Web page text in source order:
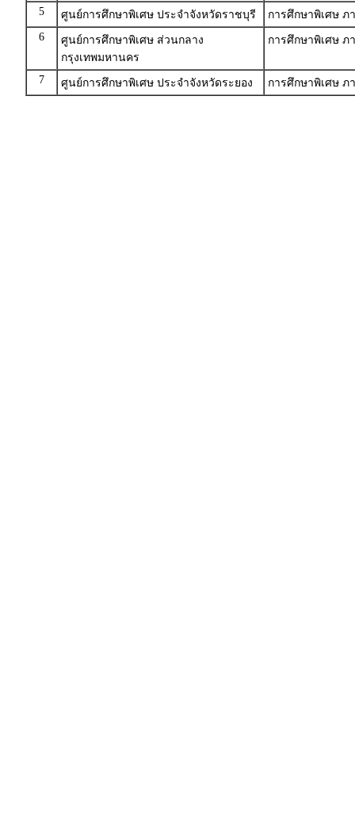
5 ศูนย์การศึกษาพิเศษ ประจำจังหวัดราชบุรี
การศึกษาพิเศษ ภ
6
ศูนย์การศึกษาพิเศษ ส่วนกลาง
กรุงเทพมหานคร
การศึกษาพิเศษ ภ
7 ศูนย์การศึกษาพิเศษ ประจำจังหวัดระยอง การศึกษาพิเศษ ภ